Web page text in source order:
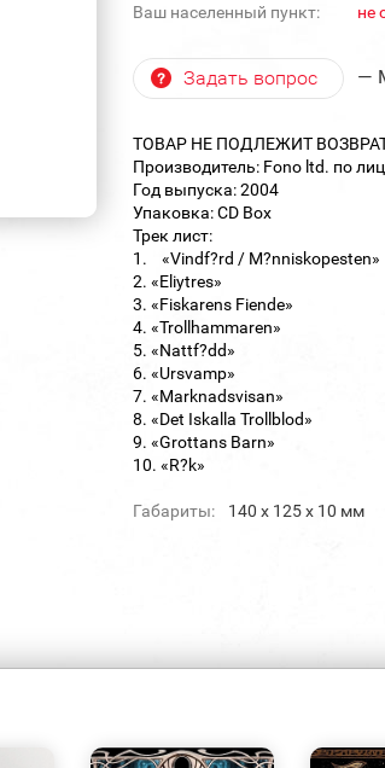
Ваш населенный пункт: не
Задать вопрос —
ТОВАР НЕ ПОДЛЕЖИТ
Производитель: Fono ltd. по
Год выпуска: 2004
Упаковка: CD Box
Трек лист:
1. «Vindf?rd / M?nniskopesten»
2. «Eliytres»
3. «Fiskarens Fiende»
4. «Trollhammaren»
5. «Nattf?dd»
6. «Ursvamp»
7. «Marknadsvisan»
8. «Det Iskalla Trollblod»
9. «Grottans Barn»
10. «R?k»
Габариты: 140 х 125 х 10 мм